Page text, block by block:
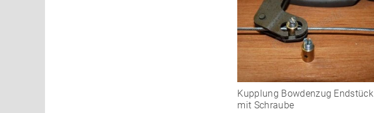
Kupplung Bowdenzug Endstück
mit Schraube